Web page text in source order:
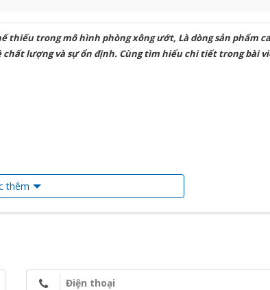
trong mô hình phòng xông ướt, Là dòng sản phẩm
lượng và sự ổn định. Cùng tìm hiểu chi tiết trong bài
thêm
Điện thoại